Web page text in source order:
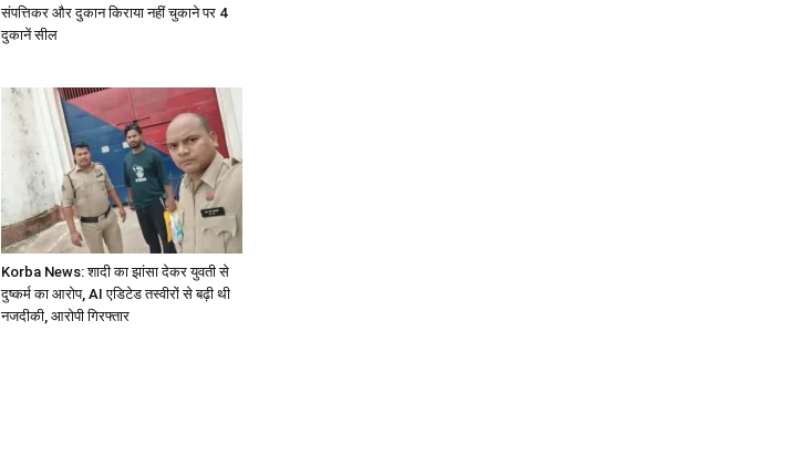
संपत्तिकर और दुकान किराया नहीं चुकाने पर 4
दुकानें सील
Korba News: शादी का झांसा देकर युवती से
दुष्कर्म का आरोप, AI एडिटेड तस्वीरों से बढ़ी थी
नजदीकी, आरोपी गिरफ्तार